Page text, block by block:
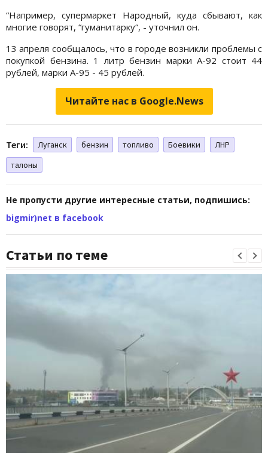
“Например, супермаркет Народный, куда сбывают, как
многие говорят, “гуманитарку“, - уточнил он.
13 апреля сообщалось, что в городе возникли проблемы с
покупкой бензина. 1 литр бензин марки А-92 стоит 44
рублей, марки А-95 - 45 рублей.
Читайте нас в Google.News
Теги: Луганск бензин топливо Боевики
ЛНР
талоны
Не пропусти другие интересные статьи, подпишись:
bigmir)net в facebook
Статьи по теме